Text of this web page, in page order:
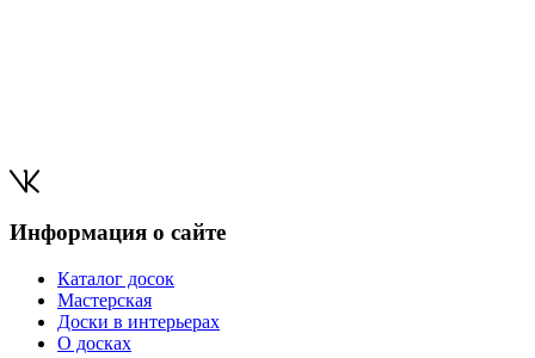
Информация о сайте
Каталог досок
Мастерская
Доски в интерьерах
О досках